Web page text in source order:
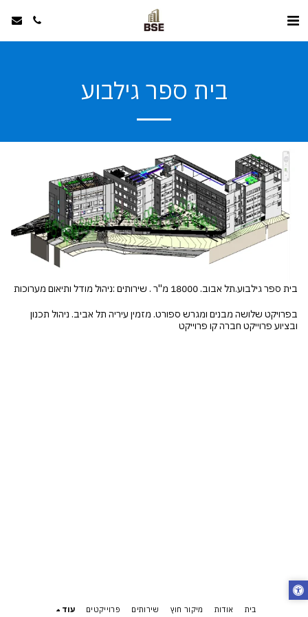
בית ספר גילבוע
בית ספר גילבוע.תל אבוב. 18000 מ''ר . שירותים :ניהול מודל ותיאום מערוכות
בפרויקט שלושה מבנים ומגרש ספורט. מזמין עיריה תל אביב. ניהול תכנון
ובציוע פרוייקט חברה קו פרוייקט
בית אודות מיקור חוץ שירותים פרוייקטים עוד